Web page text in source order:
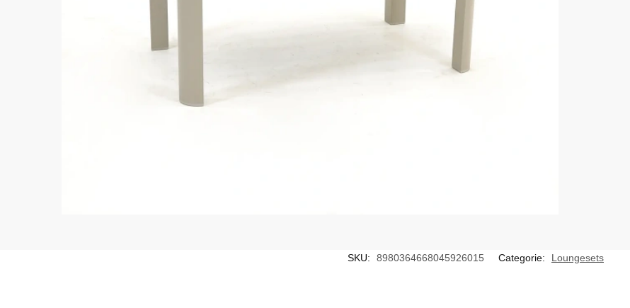
SKU: 8980364668045926015 Categorie: Loungesets